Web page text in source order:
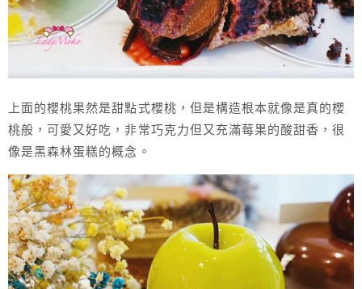
上面的櫻桃果然是甜點式櫻桃，但是構造根本就像是真的櫻
桃般，可愛又好吃，非常巧克力但又充滿莓果的酸甜香，很
像是黑森林蛋糕的概念。